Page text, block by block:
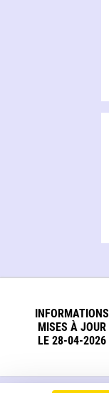
INFORMATIONS
MISES À JOUR
LE 28-04-2026